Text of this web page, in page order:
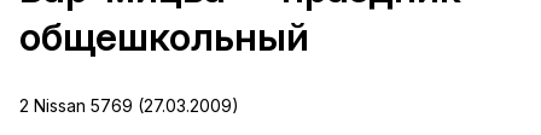
общешкольный
2 Nissan 5769 (27.03.2009)